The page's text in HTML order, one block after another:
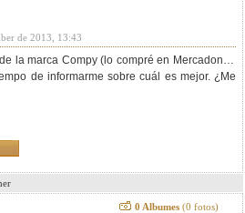
de 2013, 13:43
la marca Compy (lo compré en Mercadona).
de informarme sobre cuál es mejor. ¿Me
0 Albumes (0 fotos)